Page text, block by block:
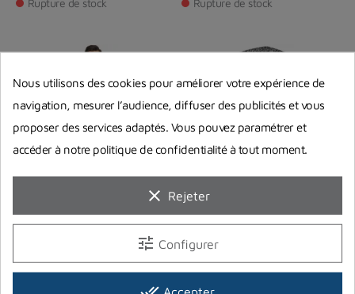
Sous-combinaison Cressi
CRESSI SUB
Bonnet Scubapro Gris
SCUBAPRO
Nous utilisons des cookies pour améliorer votre expérience de
navigation, mesurer l’audience, diffuser des publicités et vous
proposer des services adaptés. Vous pouvez paramétrer et
accéder à notre politique de confidentialité à tout moment.
clear Rejeter
tune Configurer